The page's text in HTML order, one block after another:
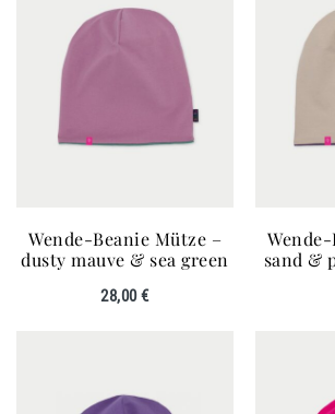
Wende-Beanie Mütze –
dusty mauve & sea green
28,00€
sand &